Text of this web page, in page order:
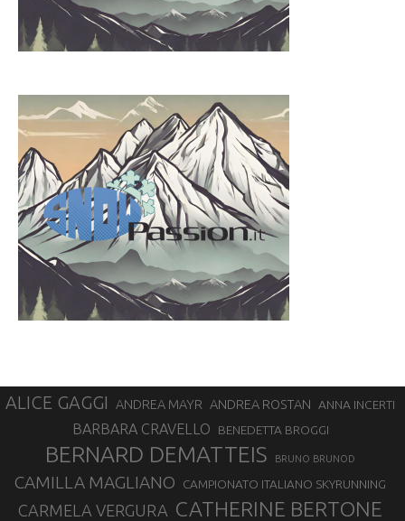
ALICE GAGGI ANDREA MAYR ANDREA ROSTAN ANNA INCERTI
BARBARA CRAVELLO BENEDETTA BROGGI
BERNARD DEMATTEIS BRUNO BRUNOD
CAMILLA MAGLIANO CAMPIONATO ITALIANO SKYRUNNING
CARMELA VERGURA CATHERINE BERTONE